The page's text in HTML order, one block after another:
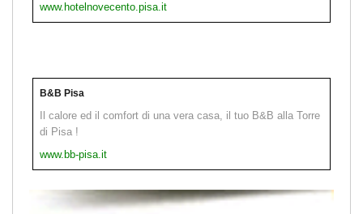
www.hotelnovecento.pisa.it
B&B Pisa
Il calore ed il comfort di una vera casa, il tuo B&B alla Torre
di Pisa !
www.bb-pisa.it